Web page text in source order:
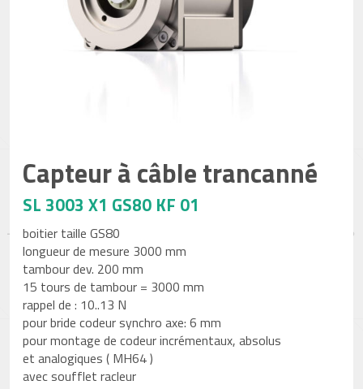
Capteur à câble trancanné
SL 3003 X1 GS80 KF 01
boitier taille GS80
longueur de mesure 3000 mm
tambour dev. 200 mm
15 tours de tambour = 3000 mm
rappel de : 10..13 N
pour bride codeur synchro axe: 6 mm
pour montage de codeur incrémentaux, absolus
et analogiques ( MH64 )
avec soufflet racleur